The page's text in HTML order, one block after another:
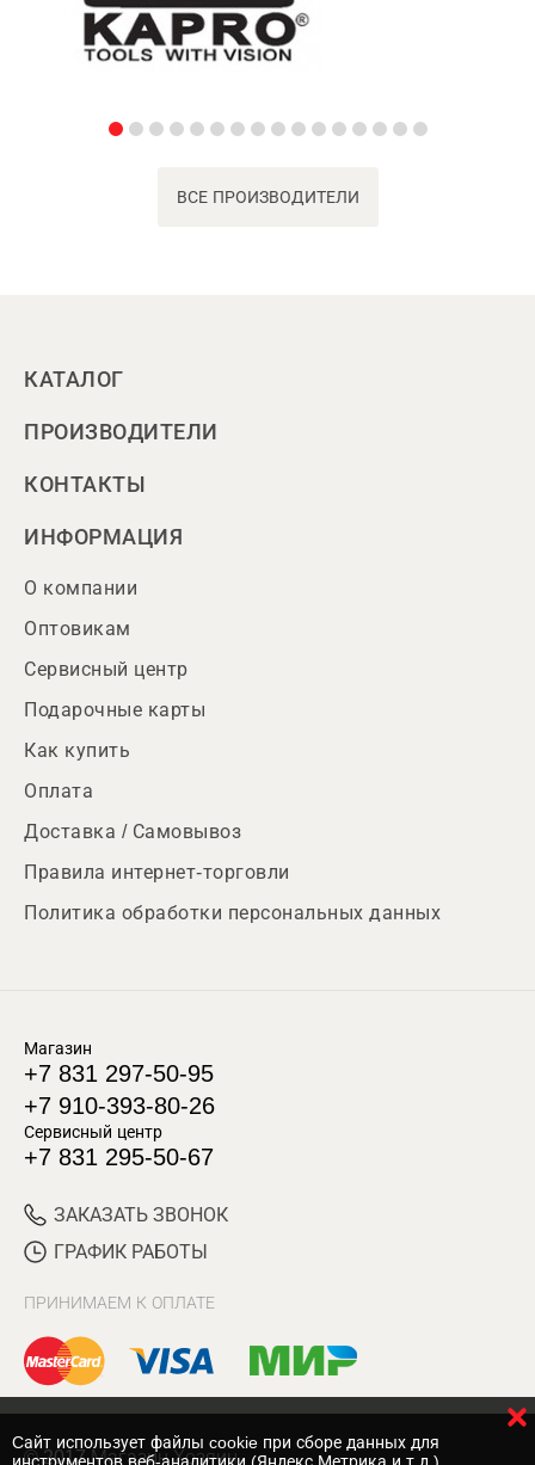
ВСЕ ПРОИЗВОДИТЕЛИ
КАТАЛОГ
ПРОИЗВОДИТЕЛИ
КОНТАКТЫ
ИНФОРМАЦИЯ
О компании
Оптовикам
Сервисный центр
Подарочные карты
Как купить
Оплата
Доставка / Самовывоз
Правила интернет-торговли
Политика обработки персональных данных
Магазин
+7 831 297-50-95
+7 910-393-80-26
Сервисный центр
+7 831 295-50-67
ЗАКАЗАТЬ ЗВОНОК
ГРАФИК РАБОТЫ
ПРИНИМАЕМ К ОПЛАТЕ
© 2017 Магазин Хозяин
Cайт использует файлы cookie при сборе данных для